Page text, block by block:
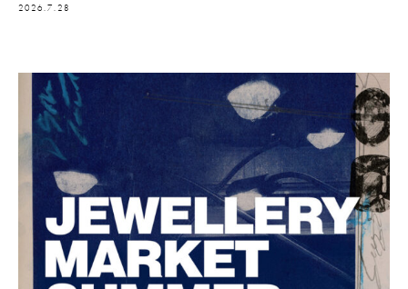
2026.7.28